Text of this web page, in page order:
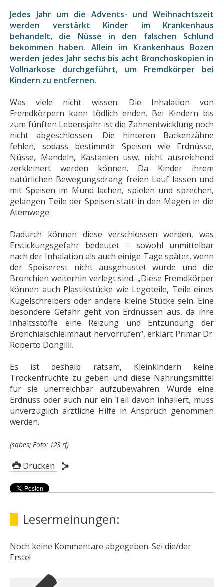
Jedes Jahr um die Advents- und Weihnachtszeit
werden verstärkt Kinder im Krankenhaus
behandelt, die Nüsse in den falschen Schlund
bekommen haben. Allein im Krankenhaus Bozen
werden jedes Jahr sechs bis acht Bronchoskopien in
Vollnarkose durchgeführt, um Fremdkörper bei
Kindern zu entfernen.
Was viele nicht wissen: Die Inhalation von
Fremdkörpern kann tödlich enden. Bei Kindern bis
zum fünften Lebensjahr ist die Zahnentwicklung noch
nicht abgeschlossen. Die hinteren Backenzähne
fehlen, sodass bestimmte Speisen wie Erdnüsse,
Nüsse, Mandeln, Kastanien usw. nicht ausreichend
zerkleinert werden können. Da Kinder ihrem
natürlichen Bewegungsdrang freien Lauf lassen und
mit Speisen im Mund lachen, spielen und sprechen,
gelangen Teile der Speisen statt in den Magen in die
Atemwege.
Dadurch können diese verschlossen werden, was
Erstickungsgefahr bedeutet – sowohl unmittelbar
nach der Inhalation als auch einige Tage später, wenn
der Speiserest nicht ausgehustet wurde und die
Bronchien weiterhin verlegt sind. „Diese Fremdkörper
können auch Plastikstücke wie Legoteile, Teile eines
Kugelschreibers oder andere kleine Stücke sein. Eine
besondere Gefahr geht von Erdnüssen aus, da ihre
Inhaltsstoffe eine Reizung und Entzündung der
Bronchialschleimhaut hervorrufen“, erklärt Primar Dr.
Roberto Dongilli.
Es ist deshalb ratsam, Kleinkindern keine
Trockenfrüchte zu geben und diese Nahrungsmittel
für sie unerreichbar aufzubewahren. Wurde eine
Erdnuss oder auch nur ein Teil davon inhaliert, muss
unverzüglich ärztliche Hilfe in Anspruch genommen
werden.
(sabes; Foto: 123 rf)
Drucken
Lesermeinungen:
Noch keine Kommentare abgegeben. Sei die/der
Erste!